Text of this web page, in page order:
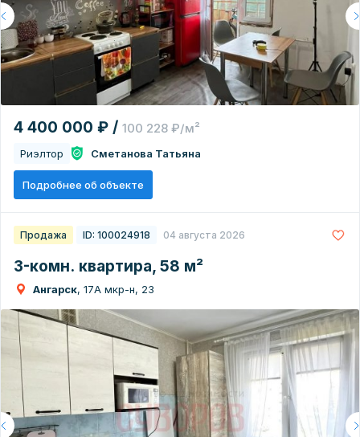
4 400 000 ₽ / 100 228 ₽/м²
Риэлтор Сметанова Татьяна
Подробнее об объекте
Продажа ID: 100024918 04 августа 2026
3-комн. квартира, 58 м²
Ангарск, 17А мкр-н, 23